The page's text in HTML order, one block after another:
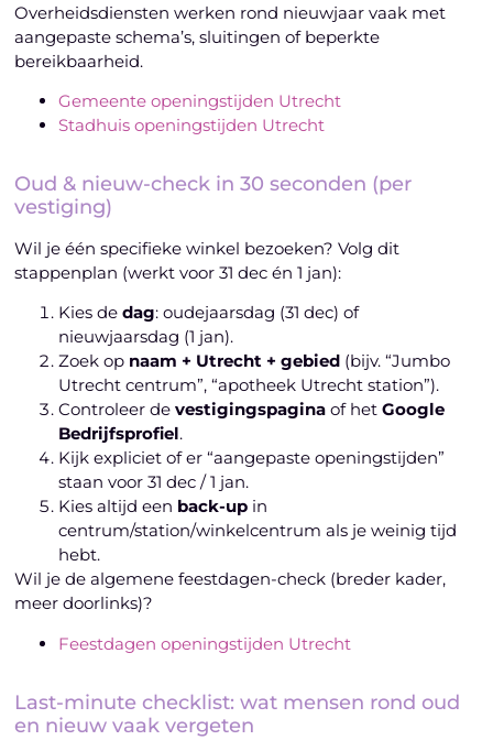
Overheidsdiensten werken rond nieuwjaar vaak met
aangepaste schema’s, sluitingen of beperkte
bereikbaarheid.
Gemeente openingstijden Utrecht
Stadhuis openingstijden Utrecht
Oud & nieuw-check in 30 seconden (per
vestiging)
Wil je één specifieke winkel bezoeken? Volg dit
stappenplan (werkt voor 31 dec én 1 jan):
Kies dedag: oudejaarsdag (31 dec) of
nieuwjaarsdag (1 jan).
Zoek op naam + Utrecht + gebied (bijv. “Jumbo
Utrecht centrum”, “apotheek Utrecht station”).
Controleer devestigingspagina of hetGoogle
Bedrijfsprofiel.
Kijk expliciet of er “aangepaste openingstijden”
staan voor 31 dec / 1 jan.
Kies altijd een back-up in
centrum/station/winkelcentrum als je weinig tijd
hebt.
Wil je de algemene feestdagen-check (breder kader,
meer doorlinks)?
Feestdagen openingstijden Utrecht
Last-minute checklist: wat mensen rond oud
en nieuw vaak vergeten